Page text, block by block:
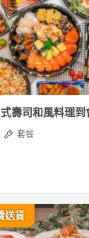
式壽司和風料理到
套餐
送貨